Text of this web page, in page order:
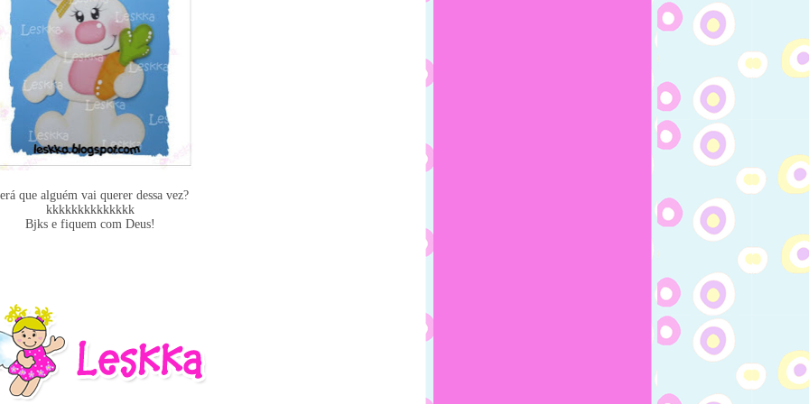
que alguém vai querer dessa vez?
kkkkkkkkkkkkkk
Bjks e fiquem com Deus!